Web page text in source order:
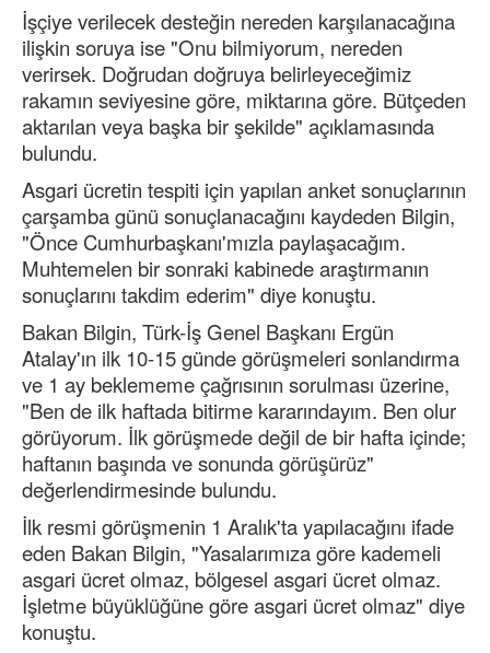
İşçiye verilecek desteğin nereden karşılanacağına
ilişkin soruya ise "Onu bilmiyorum, nereden
verirsek. Doğrudan doğruya belirleyeceğimiz
rakamın seviyesine göre, miktarına göre. Bütçeden
aktarılan veya başka bir şekilde" açıklamasında
bulundu.
Asgari ücretin tespiti için yapılan anket sonuçlarının
çarşamba günü sonuçlanacağını kaydeden Bilgin,
"Önce Cumhurbaşkanı'mızla paylaşacağım.
Muhtemelen bir sonraki kabinede araştırmanın
sonuçlarını takdim ederim" diye konuştu.
Bakan Bilgin, Türk-İş Genel Başkanı Ergün
Atalay'ın ilk 10-15 günde görüşmeleri sonlandırma
ve 1 ay beklememe çağrısının sorulması üzerine,
"Ben de ilk haftada bitirme kararındayım. Ben olur
görüyorum. İlk görüşmede değil de bir hafta içinde;
haftanın başında ve sonunda görüşürüz"
değerlendirmesinde bulundu.
İlk resmi görüşmenin 1 Aralık'ta yapılacağını ifade
eden Bakan Bilgin, "Yasalarımıza göre kademeli
asgari ücret olmaz, bölgesel asgari ücret olmaz.
İşletme büyüklüğüne göre asgari ücret olmaz" diye
konuştu.